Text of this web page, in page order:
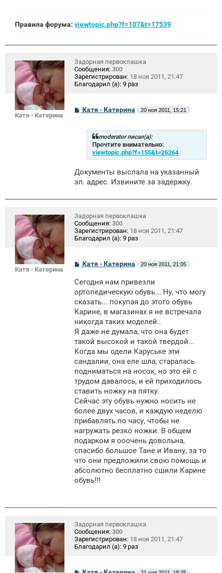
Правила форума: viewtopic.php?f=107&t=17539
Катя - Катерина
Задорная первоклашка
Сообщения: 300
Зарегистрирован: 18 ноя 2011, 21:47
Благодарил (а): 9 раз
С
о
Катя - Катерина 20 ноя 2011, 15:21
moderator писал(а):
Прочтите внимательно:
viewtopic.php?f=155&t=26264
Документы выслала на указанный
эл. адрес. Извините за задержку.
Катя - Катерина
Задорная первоклашка
Сообщения: 300
Зарегистрирован: 18 ноя 2011, 21:47
Благодарил (а): 9 раз
С
б
щ
е
н
и
Катя - Катерина 20 ноя 2011, 21:05
Сегодня нам привезли
ортопедическую обувь... Ну, что могу
сказать... покупая до этого обувь
Карине, в магазинах я не встречала
никогда таких моделей..
Я даже не думала, что она будет
такой высокой и такой твердой...
Когда мы одели Каруське эти
сандалии, она еле шла, старалась
подниматься на носок, но это ей с
трудом давалось, и ей приходилось
ставить ножку на пятку.
Сейчас эту обувь нужно носить не
более двух часов, и каждую неделю
прибавлять по часу, чтобы не
нагружать резко ножки. В общем
подарком я ооочень довольна,
спасибо большое Тане и Ивану, за то
что они предложили свою помощь и
абсолютно бесплатно сшили Карине
обувь!!!
Задорная первоклашка
Сообщения: 300
Зарегистрирован: 18 ноя 2011, 21:47
Благодарил (а): 9 раз
С